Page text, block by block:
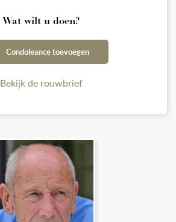
Wat wilt u doen?
Condoleance toevoegen
Bekijk de rouwbrief